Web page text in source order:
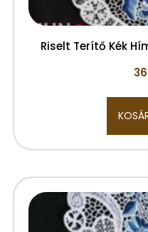
Riselt Terítő Kék